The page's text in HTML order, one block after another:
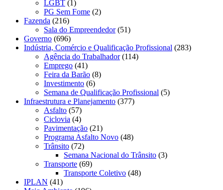
LGBT (1)
PG Sem Fome (2)
Fazenda (216)
Sala do Empreendedor(51)
Governo (696)
Indústria, Comércio e Qualificação Profissional (283)
Agência do Trabalhador(114)
Emprego (41)
Feira da Barão (8)
Investimento (6)
Semana de Qualificação Profissional (5)
Infraestrutura e Planejamento (377)
Asfalto (57)
Ciclovia (4)
Pavimentação (21)
Programa Asfalto Novo (48)
Trânsito (72)
Semana Nacional do Trânsito (3)
Transporte (69)
Transporte Coletivo (48)
IPLAN (41)